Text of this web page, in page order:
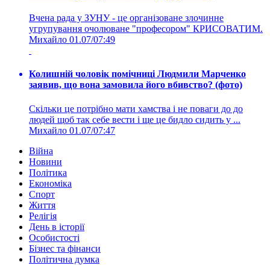
Вчена рада у ЗУНУ - це організоване злочинне
угрупування очолюване "професором" КРИСОВАТИМ.
Михайло 01.07/07:49
Колишній чоловік помічниці Людмили Марченко
заявив, що вона замовила його вбивство? (фото)
Скільки це потрібно мати хамства і не поваги до до
людей щоб так себе вести і ще це бидло сидить у ...
Михайло 01.07/07:47
Війна
Новини
Політика
Економіка
Спорт
Життя
Релігія
День в історії
Особистості
Бізнес та фінанси
Політична думка